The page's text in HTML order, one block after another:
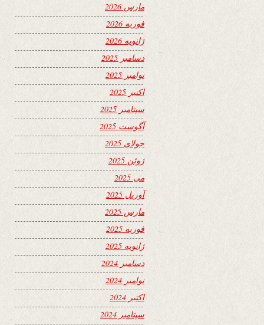
مارس 2026
فوریه 2026
ژانویه 2026
دسامبر 2025
نوامبر 2025
اکتبر 2025
سپتامبر 2025
آگوست 2025
جولای 2025
ژوئن 2025
می 2025
آوریل 2025
مارس 2025
فوریه 2025
ژانویه 2025
دسامبر 2024
نوامبر 2024
اکتبر 2024
سپتامبر 2024